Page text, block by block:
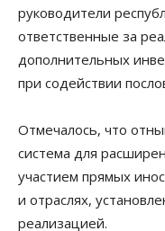
руководители
ответственные за
дополнительных
при содействии
Отмечалось, что
система для
участием прямых
и отраслях,
реализацией.